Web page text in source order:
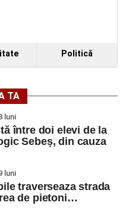
Politică
TA
luni
între doi elevi de la
Sebeș, din cauza
luni
traverseaza strada
de pietoni…